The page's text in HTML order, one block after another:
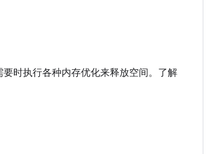
时执行各种内存优化来释放空间。了解